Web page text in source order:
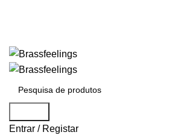
Entrar / Registar